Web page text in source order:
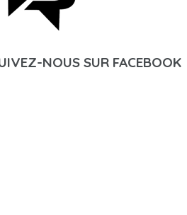
NOUS SUR FACEBOOK